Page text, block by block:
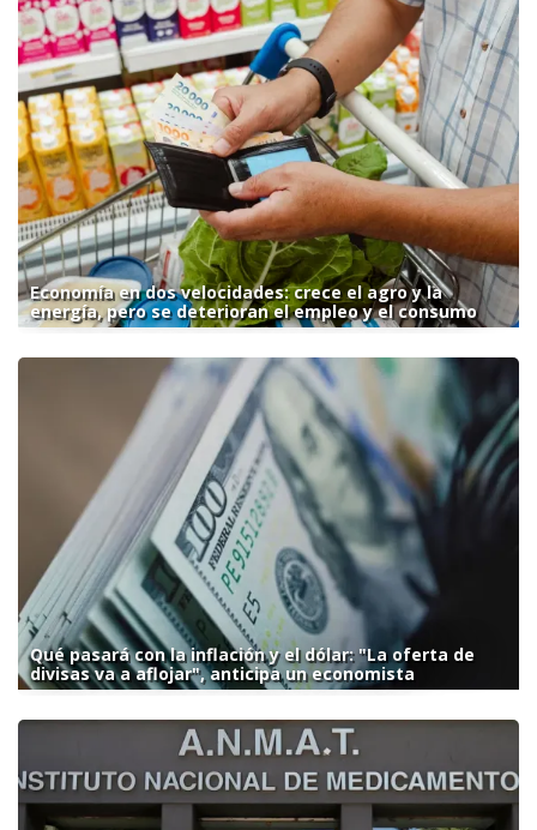
Economía en dos velocidades: crece el agro y la
energía, pero se deterioran el empleo y el consumo
Qué pasará con la inflación y el dólar: "La oferta de
divisas va a aflojar", anticipa un economista